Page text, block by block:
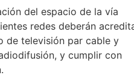
del espacio de la vía
redes deberán
de televisión par cable y
y cumplir con